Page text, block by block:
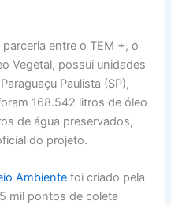
parceria entre o TEM +, o
Vegetal, possui unidades
Paulista (SP),
168.542 litros de óleo
de água preservados,
do projeto.
Ambiente foi criado pela
mil pontos de coleta